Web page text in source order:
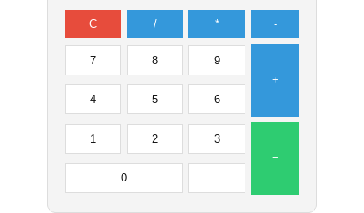
C / * -
7 8
9
+
4
5 6
1 2
3
=
0